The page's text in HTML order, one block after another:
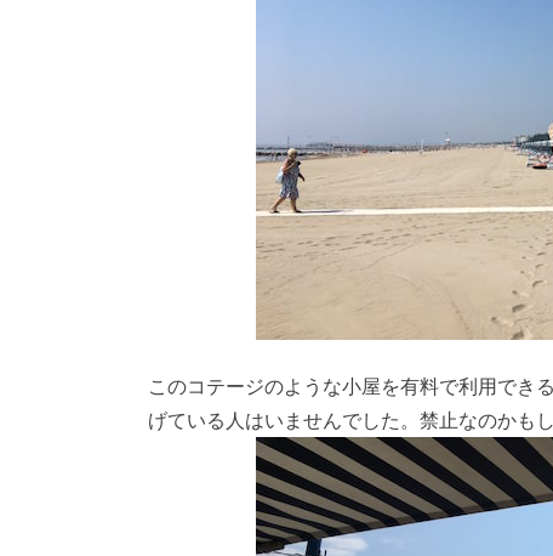
このコテージのような小屋を有料で利用でき
げている人はいませんでした。禁止なのかもし